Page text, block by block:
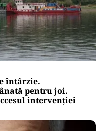
întârzie.
pentru joi.
intervenției